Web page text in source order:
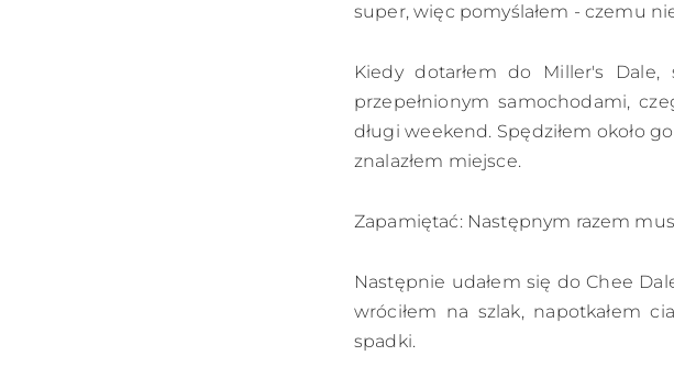
super, więc pomyślałem - czemu
Kiedy dotarłem do Miller's Dale,
przepełnionym samochodami,
długi weekend. Spędziłem około
znalazłem miejsce.
Zapamiętać: Następnym razem
Następnie udałem się do Chee
wróciłem na szlak, napotkałem
spadki.